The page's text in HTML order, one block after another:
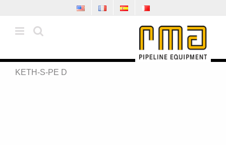
Inhalt
springen
KETH-S-PE D